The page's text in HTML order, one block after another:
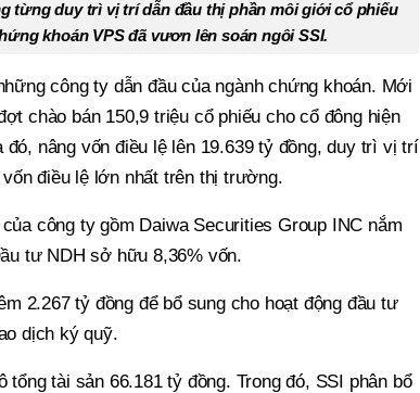
từng duy trì vị trí dẫn đầu thị phần môi giới cổ phiếu
khoán VPS đã vươn lên soán ngôi SSI.
công ty dẫn đầu của ngành chứng khoán. Mới
chào bán 150,9 triệu cổ phiếu cho cổ đông hiện
nâng vốn điều lệ lên 19.639 tỷ đồng, duy trì vị trí
điều lệ lớn nhất trên thị trường.
công ty gồm Daiwa Securities Group INC nắm
tư NDH sở hữu 8,36% vốn.
2.267 tỷ đồng để bổ sung cho hoạt động đầu tư
dịch ký quỹ.
tổng tài sản 66.181 tỷ đồng. Trong đó, SSI phân bổ